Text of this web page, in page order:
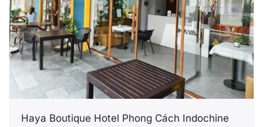
Haya Boutique Hotel Phong Cách Indochine